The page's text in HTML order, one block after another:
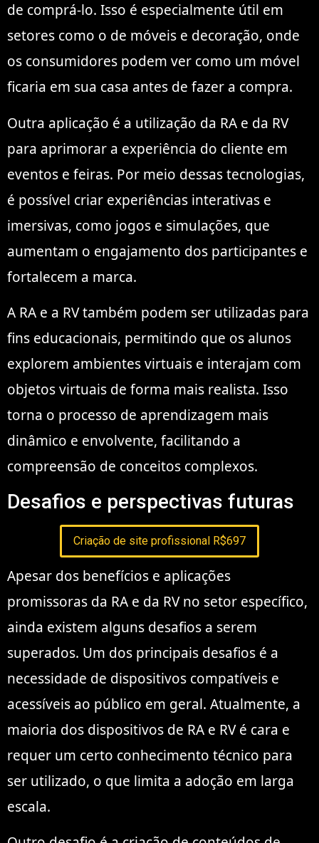
de comprá-lo. Isso é especialmente útil em
setores como o de móveis e decoração, onde
os consumidores podem ver como um móvel
ficaria em sua casa antes de fazer a compra.
Outra aplicação é a utilização da RA e da RV
para aprimorar a experiência do cliente em
eventos e feiras. Por meio dessas tecnologias,
é possível criar experiências interativas e
imersivas, como jogos e simulações, que
aumentam o engajamento dos participantes e
fortalecem a marca.
A RA e a RV também podem ser utilizadas para
fins educacionais, permitindo que os alunos
explorem ambientes virtuais e interajam com
objetos virtuais de forma mais realista. Isso
torna o processo de aprendizagem mais
dinâmico e envolvente, facilitando a
compreensão de conceitos complexos.
Desafios e perspectivas futuras
Criação de site profissional R$697
Apesar dos benefícios e aplicações
promissoras da RA e da RV no setor específico,
ainda existem alguns desafios a serem
superados. Um dos principais desafios é a
necessidade de dispositivos compatíveis e
acessíveis ao público em geral. Atualmente, a
maioria dos dispositivos de RA e RV é cara e
requer um certo conhecimento técnico para
ser utilizado, o que limita a adoção em larga
escala.